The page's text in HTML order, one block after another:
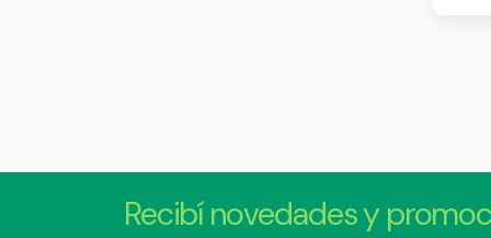
Recibí novedades y